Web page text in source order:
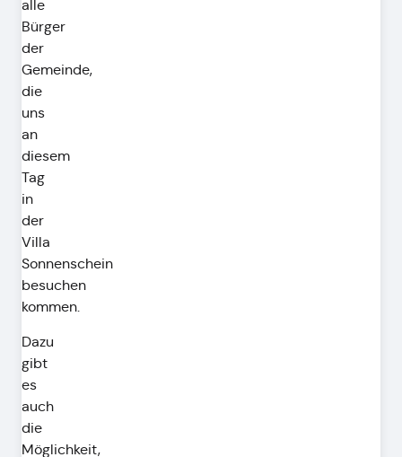
alle
Bürger
der
Gemeinde,
die
uns
an
diesem
Tag
in
der
Villa
Sonnenschein
besuchen
kommen.
Dazu
gibt
es
auch
die
Möglichkeit,